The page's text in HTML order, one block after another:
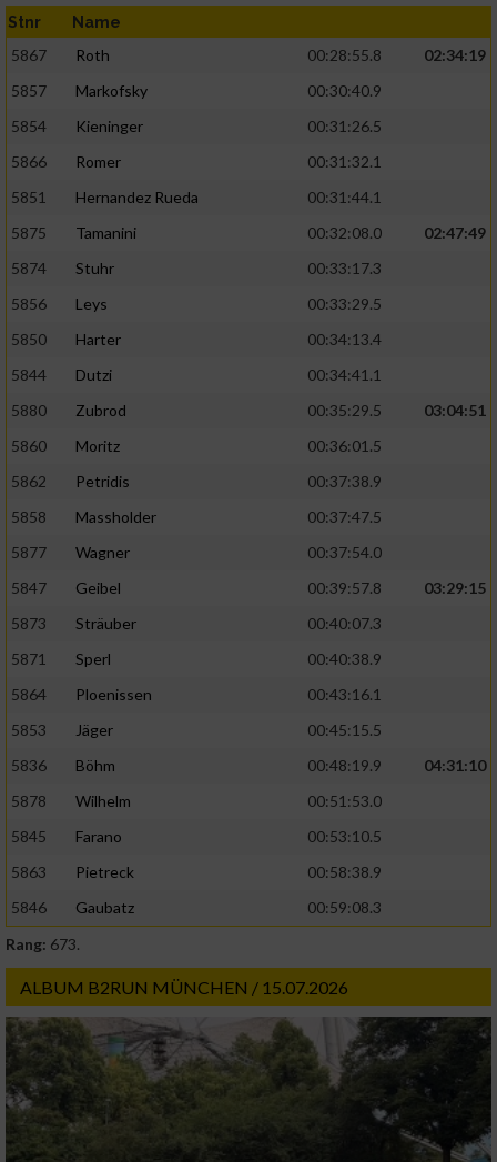
Stnr Name
5867 Roth 00:28:55.8
02:34:19
5857
Markofsky
00:30:40.9
5854
Kieninger
00:31:26.5
5866
Romer
00:31:32.1
5851
Hernandez Rueda
00:31:44.1
5875
Tamanini 00:32:08.0
02:47:49
5874
Stuhr
00:33:17.3
5856
Leys
00:33:29.5
5850
Harter
00:34:13.4
5844
Dutzi
00:34:41.1
5880
Zubrod 00:35:29.5
03:04:51
5860
Moritz
00:36:01.5
5862
Petridis
00:37:38.9
5858
Massholder
00:37:47.5
5877
Wagner
00:37:54.0
5847
Geibel 00:39:57.8
03:29:15
5873
Sträuber
00:40:07.3
5871
Sperl
00:40:38.9
5864
Ploenissen
00:43:16.1
5853
Jäger
00:45:15.5
5836
Böhm 00:48:19.9
04:31:10
5878
Wilhelm
00:51:53.0
5845
Farano
00:53:10.5
5863
Pietreck
00:58:38.9
5846
Gaubatz
00:59:08.3
Rang: 673.
ALBUM B2RUN MÜNCHEN / 15.07.2026